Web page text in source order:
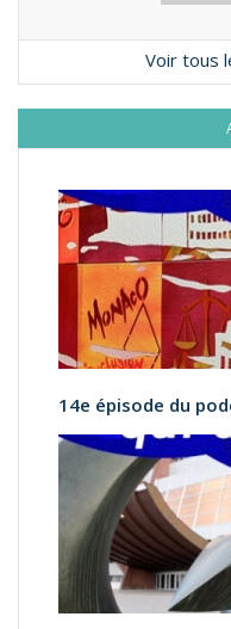
Voir tous
14e épisode du